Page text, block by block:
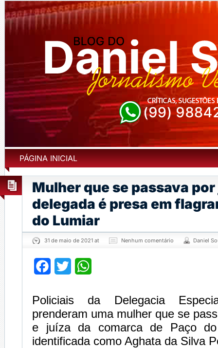
PÁGINA INICIAL
Mulher que se passava
delegada é presa em
do Lumiar
31 de maio de 2021 at Nenhum comentário Daniel
Facebook
Twitter
Policiais da Delegacia
prenderam uma mulher que se
e juíza da comarca de Paço
identificada como Aghata da Silva